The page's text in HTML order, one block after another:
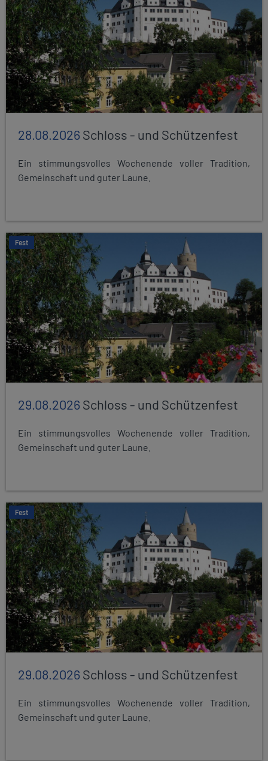
28.08.2026Schloss - und Schützenfest
Ein stimmungsvolles Wochenende voller Tradition,
Gemeinschaft und guter Laune.
Fest
29.08.2026Schloss - und Schützenfest
Ein stimmungsvolles Wochenende voller Tradition,
Gemeinschaft und guter Laune.
Fest
29.08.2026Schloss - und Schützenfest
Ein stimmungsvolles Wochenende voller Tradition,
Gemeinschaft und guter Laune.